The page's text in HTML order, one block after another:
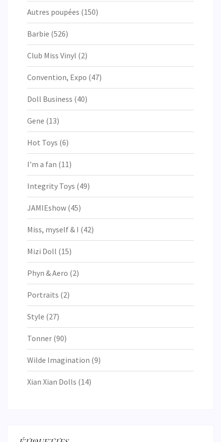
Autres poupées (150)
Barbie (526)
Club Miss Vinyl (2)
Convention, Expo (47)
Doll Business (40)
Gene (13)
Hot Toys (6)
I'm a fan (11)
Integrity Toys (49)
JAMIEshow (45)
Miss, myself & I (42)
Mizi Doll (15)
Phyn & Aero (2)
Portraits (2)
Style (27)
Tonner (90)
Wilde Imagination (9)
Xian Xian Dolls (14)